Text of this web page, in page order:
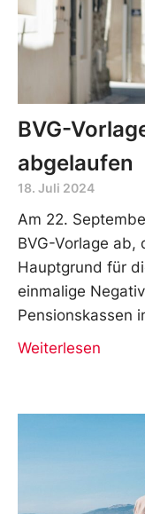
BVG-
abgelaufen
18. Juli 2024
Am 22.
BVG-Vorlage ab,
Hauptgrund für
einmalige
Pensionskassen
Weiterlesen